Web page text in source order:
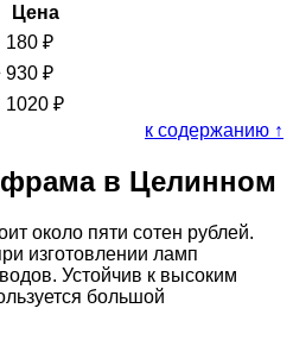
Цена
180 ₽
930 ₽
1020 ₽
к содержанию ↑
в Целинном
около пяти сотен рублей.
изготовлении ламп
Устойчив к высоким
большой